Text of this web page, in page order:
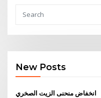
New Posts
انخفاض منحنى الزيت الصخري